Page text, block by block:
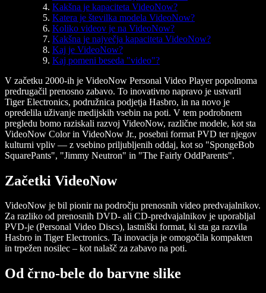
Kakšna je kapaciteta VideoNow?
Katera je številka modela VideoNow?
Koliko videov je na VideoNow?
Kakšna je največja kapaciteta VideoNow?
Kaj je VideoNow?
Kaj pomeni beseda "video"?
V začetku 2000-ih je VideoNow Personal Video Player popolnoma
predrugačil prenosno zabavo. To inovativno napravo je ustvaril
Tiger Electronics, podružnica podjetja Hasbro, in na novo je
opredelila uživanje medijskih vsebin na poti. V tem podrobnem
pregledu bomo raziskali razvoj VideoNow, različne modele, kot sta
VideoNow Color in VideoNow Jr., posebni format PVD ter njegov
kulturni vpliv — z vsebino priljubljenih oddaj, kot so "SpongeBob
SquarePants", "Jimmy Neutron" in "The Fairly OddParents".
Začetki VideoNow
VideoNow je bil pionir na področju prenosnih video predvajalnikov.
Za razliko od prenosnih DVD- ali CD-predvajalnikov je uporabljal
PVD-je (Personal Video Discs), lastniški format, ki sta ga razvila
Hasbro in Tiger Electronics. Ta inovacija je omogočila kompakten
in trpežen nosilec – kot nalašč za zabavo na poti.
Od črno-bele do barvne slike